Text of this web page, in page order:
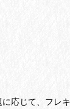
じて、フレ